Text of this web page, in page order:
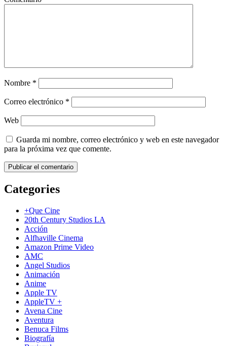
Nombre *
Correo electrónico *
Web
Guarda mi nombre, correo electrónico y web en este navegador
para la próxima vez que comente.
Categories
+Que Cine
20th Century Studios LA
Acción
Alfhaville Cinema
Amazon Prime Video
AMC
Angel Studios
Animación
Anime
Apple TV
AppleTV +
Avena Cine
Aventura
Benuca Films
Biografía